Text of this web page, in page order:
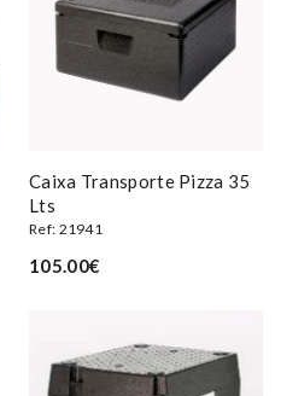
Caixa Transporte Pizza 35
Lts
Ref: 21941
105.00€